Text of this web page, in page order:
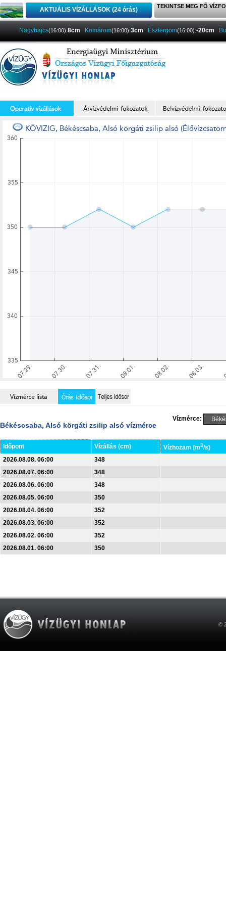
AKTUÁLIS VÍZÁLLÁSOK (24 órás) TEKINTSE MEG FŐ
Nagybajcs(16:00):8cm Komárom(16:00):3cm Esztergom(16:00):-20cm
Vízmérce:
Békéscsaba, Alsó körgáti zsilip alsó vízmérce
Időpont Vízállás (cm) Vízhozam (m3/s)
2026.08.08. 06:00
348
2026.08.07. 06:00
348
2026.08.06. 06:00
348
2026.08.05. 06:00
350
2026.08.04. 06:00
352
2026.08.03. 06:00
352
2026.08.02. 06:00
352
2026.08.01. 06:00
350
©